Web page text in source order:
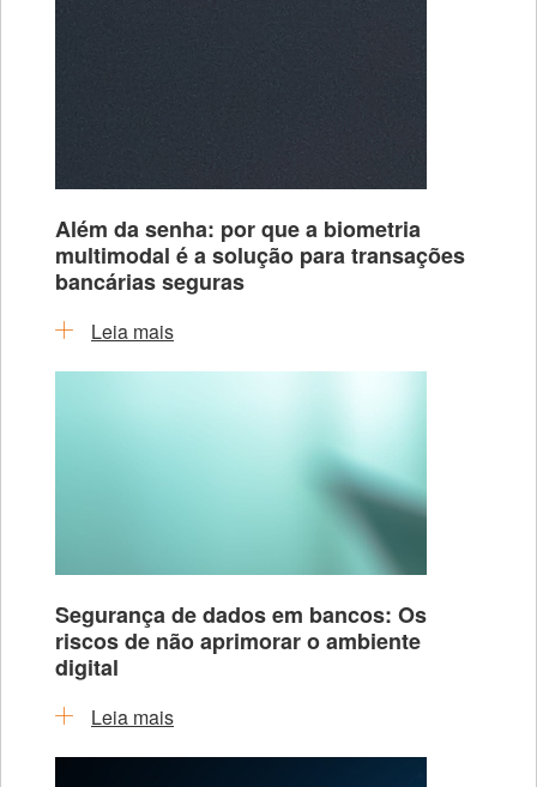
Além da senha: por que a biometria
multimodal é a solução para transações
bancárias seguras
Leia mais
Segurança de dados em bancos: Os
riscos de não aprimorar o ambiente
digital
Leia mais